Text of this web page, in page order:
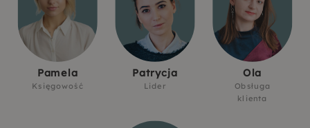
Pamela
Księgowość
Patrycja
Lider
Ola
Obsługa
klienta